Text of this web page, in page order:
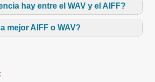
hay entre el WAV y el AIFF?
mejor AIFF o WAV?